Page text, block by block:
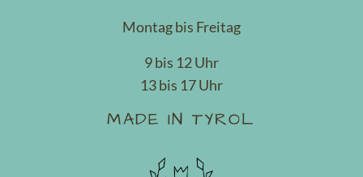
Montag bis Freitag
9 bis 12 Uhr
13 bis 17 Uhr
MADE IN TYROL